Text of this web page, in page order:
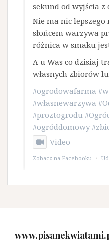
sekund od wyjścia z
​Nie ma nic lepszego
słońcem warzywa
różnica w smaku
A u Was co dzisiaj
własnych zbiorów
#ogrodowafarma
#własnewarzywa
#proztogrodu
#ogróddomowy
Video
Zobacz na Facebooku ·